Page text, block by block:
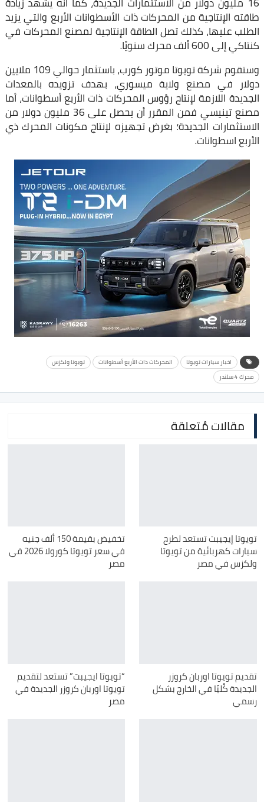
طاقته الإنتاجية من المحركات ذات الأسطوانات الأربع والتي يزيد
الطلب عليها، كذلك تصل الطاقة الإنتاجية لمصنع المحركات في
كنتاكي إلى 600 ألف محرك سنويًا.
وستقوم شركة تويوتا موتور كورب، باستثمار حوالي 109 ملايين
دولار في مصنع ولاية ميسوري، بهدف تزويده بالمعدات
الجديدة اللازمة لإنتاج رؤوس المحركات ذات الأربع أسطوانات، أما
مصنع تينيسي فمن المقرر أن يحصل على 36 مليون دولار من
الاستثمارات الجديدة؛ بغرض تجهيزه لإنتاج مكونات المحرك ذي
الأربع اسطوانات.
اخبار سيارات تويوتا المحركات ذات الأربع أسطوانات
تويوتا ولكزس
محرك 4 سلندر
مقالات مُتعلقة
تويوتا إيجيبت تستعد لطرح
سيارات كهربائية من تويوتا
ولكزس في مصر
تخفيض بقيمة 150 ألف جنيه
في سعر تويوتا كورولا 2026 في
مصر
تقديم تويوتا اوربان كروزر
الجديدة كُليًا في الخارج بشكل
رسمي
“تويوتا ايجيبت” تستعد لتقديم
تويوتا اوربان كروزر الجديدة في
مصر